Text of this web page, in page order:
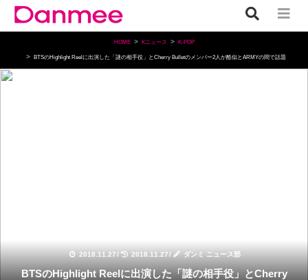
HOME Kニュース K-POP
BTSのHighlight Reelに出演した「謎の相手役」とCherry Bulletのメンバー2人が酷似とARMYの間で話題
2018.11.27/ 2018.11.27/ ダンミ ニュース部
BTSのHighlight Reelに出演した「謎の相手役」とCherry